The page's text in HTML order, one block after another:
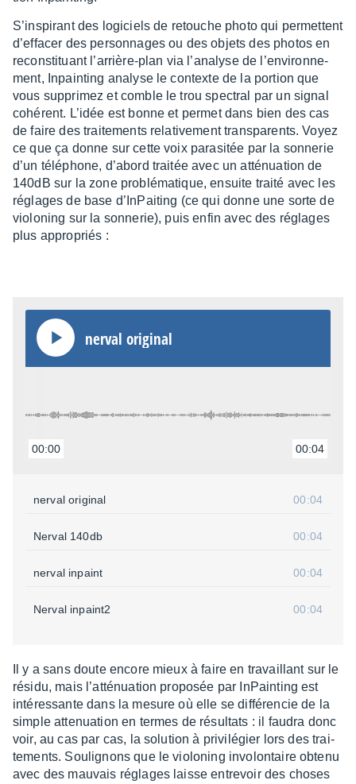
S’ins­pi­rant des logi­ciels de retouche photo qui permettent
d’ef­fa­cer des person­nages ou des objets des photos en
recons­ti­tuant l’ar­rière-plan via l’ana­lyse de l’en­vi­ron­ne­
ment, Inpain­ting analyse le contexte de la portion que
vous suppri­mez et comble le trou spec­tral par un signal
cohé­rent. L’idée est bonne et permet dans bien des cas
de faire des trai­te­ments rela­ti­ve­ment trans­pa­rents. Voyez
ce que ça donne sur cette voix para­si­tée par la sonne­rie
d’un télé­phone, d’abord trai­tée avec un atté­nua­tion de
140dB sur la zone problé­ma­tique, ensuite traité avec les
réglages de base d’In­Pai­ting (ce qui donne une sorte de
violo­ning sur la sonne­rie), puis enfin avec des réglages
plus appro­priés :
nerval origi­nal
00:00 00:04
nerval origi­nal 00:04
Nerval 140db 00:04
nerval inpaint 00:04
Nerval inpaint2 00:04
Il y a sans doute encore mieux à faire en travaillant sur le
résidu, mais l’at­té­nua­tion propo­sée par InPain­ting est
inté­res­sante dans la mesure où elle se diffé­ren­cie de la
simple atte­nua­tion en termes de résul­tats : il faudra donc
voir, au cas par cas, la solu­tion à privi­lé­gier lors des trai­
te­ments. Souli­gnons que le violo­ning invo­lon­taire obtenu
avec des mauvais réglages laisse entre­voir des choses